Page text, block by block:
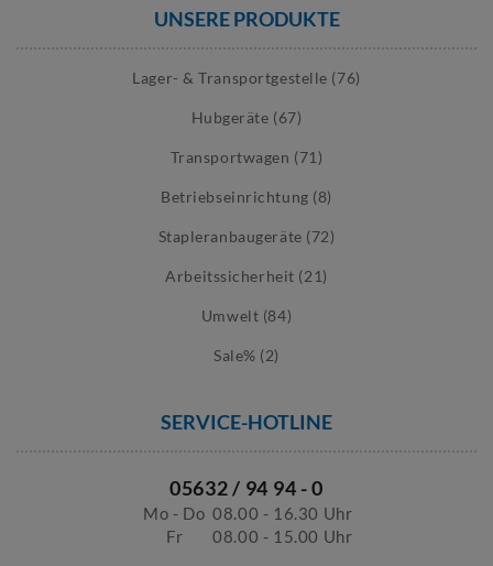
UNSERE PRODUKTE
Lager- & Transportgestelle (76)
Hubgeräte (67)
Transportwagen (71)
Betriebseinrichtung (8)
Stapleranbaugeräte (72)
Arbeitssicherheit (21)
Umwelt (84)
Sale% (2)
SERVICE-HOTLINE
05632 / 94 94 - 0
Mo - Do 08.00 - 16.30 Uhr
Fr
08.00 - 15.00 Uhr